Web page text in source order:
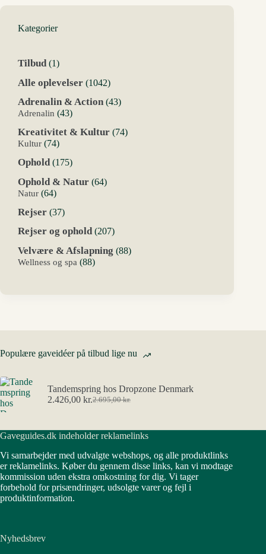
Kategorier
Tilbud 11
Alle oplevelser 10421042
Adrenalin & Action 4343
Adrenalin 4343
Kreativitet & Kultur 7474
Kultur 7474
Ophold 175175
Ophold & Natur 6464
Natur 6464
Rejser 3737
Rejser og ophold 207207
Velvære & Afslapning 8888
Wellness og spa 8888
Populære gaveidéer på tilbud lige nu
Tandemspring hos Dropzone Denmark
2.695,00kr.
Den
var:
2.426,00 kr.Den
er:
Gaveguides.dk indeholder reklamelinks
Vi samarbejder med udvalgte webshops, og alle produktlinks
er reklamelinks. Køber du gennem disse links, kan vi modtage
kommission uden ekstra omkostning for dig. Vi tager
forbehold for prisændringer, udsolgte varer og fejl i
produktinformation.
Nyhedsbrev